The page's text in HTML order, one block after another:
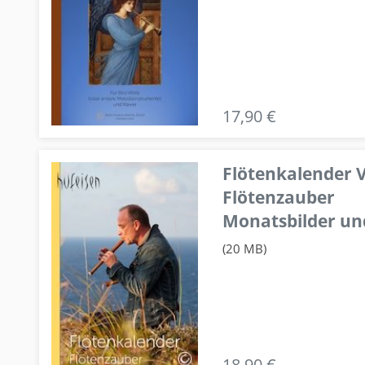
17,90 €
Flötenkalender
Flötenzauber
Monatsbilder
(20 MB)